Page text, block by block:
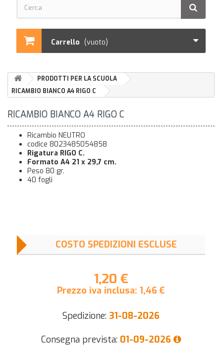
Carrello (vuoto)
PRODOTTI PER LA SCUOLA
RICAMBIO BIANCO A4 RIGO C
RICAMBIO BIANCO A4 RIGO C
Ricambio NEUTRO
codice 8023485054858
Rigatura RIGO C.
Formato A4 21 x 29,7 cm.
Peso 80 gr.
40 fogli
COSTO SPEDIZIONI ESCLUSE
1,20 €
Prezzo iva inclusa: 1,46€
Spedizione: 31-08-2026
Consegna prevista: 01-09-2026